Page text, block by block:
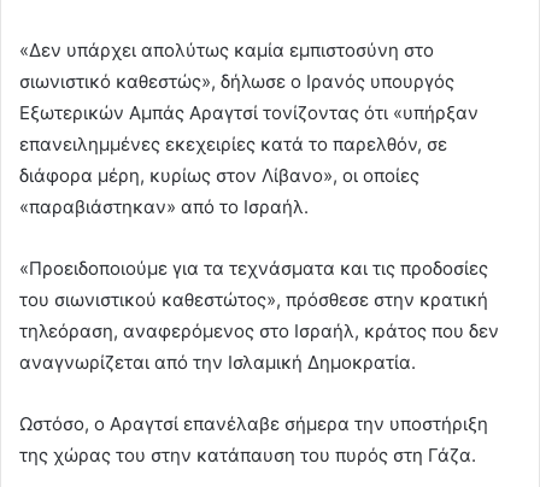
«Δεν υπάρχει απολύτως καμία εμπιστοσύνη στο
σιωνιστικό καθεστώς», δήλωσε ο Ιρανός υπουργός
Εξωτερικών Αμπάς Αραγτσί τονίζοντας ότι «υπήρξαν
επανειλημμένες εκεχειρίες κατά το παρελθόν, σε
διάφορα μέρη, κυρίως στον Λίβανο», οι οποίες
«παραβιάστηκαν» από το Ισραήλ.
«Προειδοποιούμε για τα τεχνάσματα και τις προδοσίες
του σιωνιστικού καθεστώτος», πρόσθεσε στην κρατική
τηλεόραση, αναφερόμενος στο Ισραήλ, κράτος που δεν
αναγνωρίζεται από την Ισλαμική Δημοκρατία.
Ωστόσο, ο Αραγτσί επανέλαβε σήμερα την υποστήριξη
της χώρας του στην κατάπαυση του πυρός στη Γάζα.